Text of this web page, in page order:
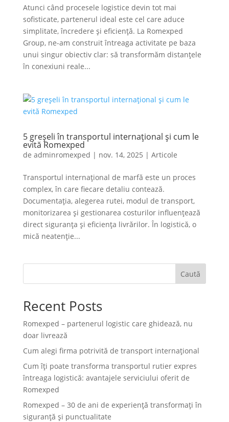
Atunci când procesele logistice devin tot mai
sofisticate, partenerul ideal este cel care aduce
simplitate, încredere şi eficienţă. La Romexped
Group, ne-am construit întreaga activitate pe baza
unui singur obiectiv clar: să transformăm distanţele
în conexiuni reale...
5 greșeli în transportul internațional și cum le
evită Romexped
de adminromexped | nov. 14, 2025 | Articole
Transportul internațional de marfă este un proces
complex, în care fiecare detaliu contează.
Documentația, alegerea rutei, modul de transport,
monitorizarea și gestionarea costurilor influențează
direct siguranța și eficiența livrărilor. În logistică, o
mică neatenție...
Caută
Recent Posts
Romexped – partenerul logistic care ghidează, nu
doar livrează
Cum alegi firma potrivită de transport internațional
Cum îți poate transforma transportul rutier expres
întreaga logistică: avantajele serviciului oferit de
Romexped
Romexped – 30 de ani de experiență transformați în
siguranță și punctualitate